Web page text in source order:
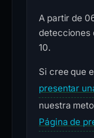
A partir de
detecciones
10.
Si cree que
presentar
nuestra
Página de